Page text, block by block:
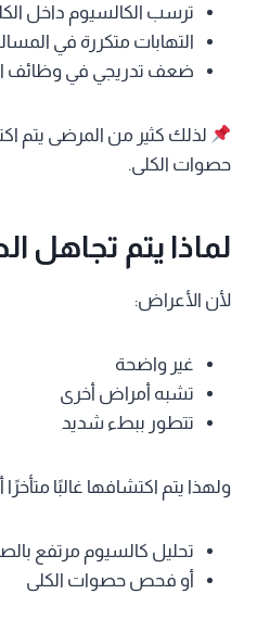
ترسب الكالسيوم داخل
التهابات متكررة في
ضعف تدريجي في وظائف
لذلك كثير من المرضى يتم
حصوات الكلى.
لماذا يتم تجاهل
لأن الأعراض:
غير واضحة
تشبه أمراض أخرى
تتطور ببطء شديد
ولهذا يتم اكتشافها غالبًا متأخرًا
تحليل كالسيوم مرتفع
أو فحص حصوات الكلى